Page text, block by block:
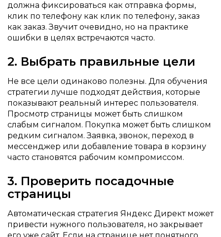
должна фиксироваться как отправка формы,
клик по телефону как клик по телефону, заказ
как заказ. Звучит очевидно, но на практике
ошибки в целях встречаются часто.
2. Выбрать правильные цели
Не все цели одинаково полезны. Для обучения
стратегии лучше подходят действия, которые
показывают реальный интерес пользователя.
Просмотр страницы может быть слишком
слабым сигналом. Покупка может быть слишком
редким сигналом. Заявка, звонок, переход в
мессенджер или добавление товара в корзину
часто становятся рабочим компромиссом.
3. Проверить посадочные
страницы
Автоматическая стратегия Яндекс Директ может
привести нужного пользователя, но закрывает